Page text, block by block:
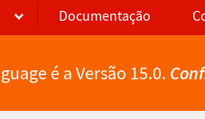
Documentação
é a Versão 15.0.